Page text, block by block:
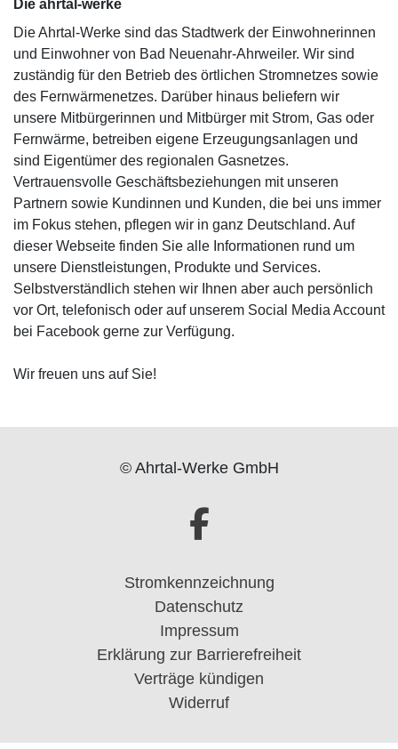
Die Ahrtal-Werke sind das Stadtwerk der Einwohnerinnen
und Einwohner von Bad Neuenahr-Ahrweiler. Wir sind
zuständig für den Betrieb des örtlichen Stromnetzes sowie
des Fernwärmenetzes. Darüber hinaus beliefern wir
unsere Mitbürgerinnen und Mitbürger mit Strom, Gas oder
Fernwärme, betreiben eigene Erzeugungsanlagen und
sind Eigentümer des regionalen Gasnetzes.
Vertrauensvolle Geschäftsbeziehungen mit unseren
Partnern sowie Kundinnen und Kunden, die bei uns immer
im Fokus stehen, pflegen wir in ganz Deutschland. Auf
dieser Webseite finden Sie alle Informationen rund um
unsere Dienstleistungen, Produkte und Services.
Selbstverständlich stehen wir Ihnen aber auch persönlich
vor Ort, telefonisch oder auf unserem Social Media Account
bei Facebook gerne zur Verfügung.
Wir freuen uns auf Sie!
© Ahrtal-Werke GmbH
Stromkennzeichnung
Datenschutz
Impressum
Erklärung zur Barrierefreiheit
Verträge kündigen
Widerruf